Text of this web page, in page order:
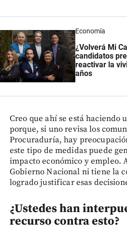
Economía
¿Volverá Mi
candidatos
reactivar la
años
Creo que ahí se está haciendo
porque, si uno revisa los
Procuraduría, hay
este tipo de medidas puede
impacto económico y empleo.
Gobierno Nacional ni tiene la
logrado justificar esas
¿Ustedes han
recurso contra esto?